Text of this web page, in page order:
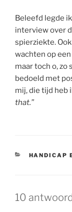
Beleefd legde ik
interview over
spierziekte.
wachten op
maar toch o, zo
bedoeld met
mij, die tijd heb
that.”
HANDICAP
10